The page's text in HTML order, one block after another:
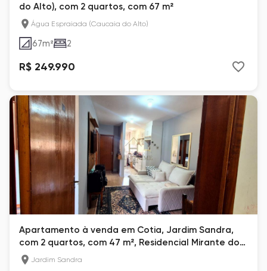
do Alto), com 2 quartos, com 67 m²
Água Espraiada (Caucaia do Alto)
67m² 2
R$ 249.990
Apartamento à venda em Cotia, Jardim Sandra,
com 2 quartos, com 47 m², Residencial Mirante dos
LagosJardim Sandra